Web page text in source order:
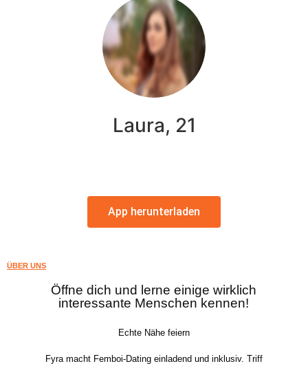
Laura, 21
App herunterladen
ÜBER UNS
Öffne dich und lerne einige wirklich
interessante Menschen kennen!
Echte Nähe feiern
Fyra macht Femboi-Dating einladend und inklusiv. Triff